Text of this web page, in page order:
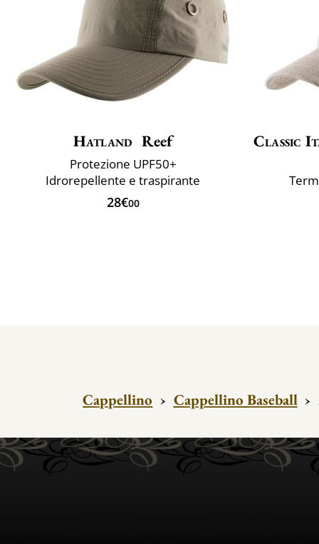
Hatland Reef
Protezione UPF50+
Idrorepellente e traspirante
28€00
Classic
Cappellino › Cappellino Baseball ›